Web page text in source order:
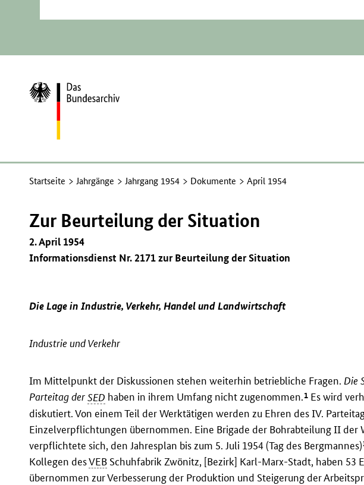
Zur
Startseite
Startseite Jahrgänge Jahrgang 1954 Dokumente April 1954
Zur Beurteilung der Situation
2. April 1954
Informationsdienst Nr. 2171 zur Beurteilung der Situation
Die Lage in Industrie, Verkehr, Handel und Landwirtschaft
Industrie und Verkehr
Im Mittelpunkt der Diskussionen stehen weiterhin betriebliche Fragen. Die
Parteitag derSED haben in ihrem Umfang nicht zugenommen.1 Es wird
diskutiert. Von einem Teil der Werktätigen werden zu Ehren des IV.
Einzelverpflichtungen übernommen. Eine Brigade der Bohrabteilung II der
verpflichtete sich, den Jahresplan bis zum 5. Juli 1954 (Tag des Bergmannes)
Kollegen desVEB Schuhfabrik Zwönitz, [Bezirk] Karl-Marx-Stadt, haben 53
übernommen zur Verbesserung der Produktion und Steigerung der